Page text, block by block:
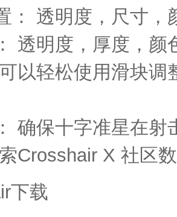
： 透明度，尺寸，
透明度，厚度，颜
以轻松使用滑块调
确保十字准星在射
Crosshair X 社区